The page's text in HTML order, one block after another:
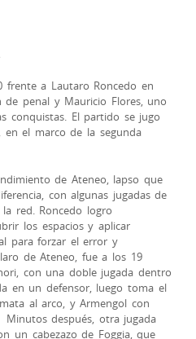
frente a Lautaro Roncedo en
de penal y Mauricio Flores, uno
conquistas. El partido se jugo
en el marco de la segunda
de Ateneo, lapso que
con algunas jugadas de
red. Roncedo logro
los espacios y aplicar
para forzar el error y
de Ateneo, fue a los 19
con una doble jugada dentro
en un defensor, luego toma el
al arco, y Armengol con
después, otra jugada
un cabezazo de Foggia, que